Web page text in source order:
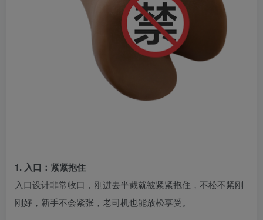
1. 入口：紧紧抱住
入口设计非常收口，刚进去半截就被紧紧抱住，不松不紧刚
刚好，新手不会紧张，老司机也能放松享受。